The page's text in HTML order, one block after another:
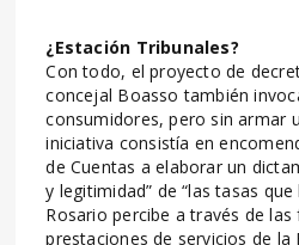
¿Estación Tribunales?
Con todo, el proyecto de
concejal Boasso también
consumidores, pero sin armar
iniciativa consistía en
de Cuentas a elaborar un
y legitimidad” de “las tasas
Rosario percibe a través de las
prestaciones de servicios de la